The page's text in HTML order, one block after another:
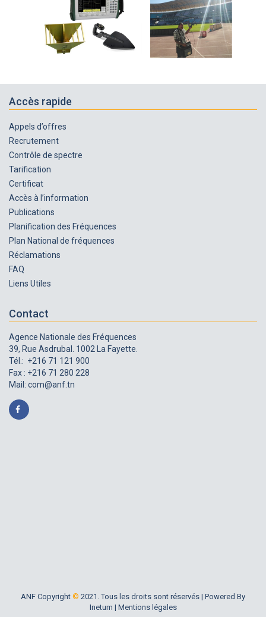
Accès rapide
Appels d’offres
Recrutement
Contrôle de spectre
Tarification
Certificat
Accès à l’information
Publications
Planification des Fréquences
Plan National de fréquences
Réclamations
FAQ
Liens Utiles
Contact
Agence Nationale des Fréquences
39, Rue Asdrubal. 1002 La Fayette.
Tél.: +216 71 121 900
Fax : +216 71 280 228
Mail: com@anf.tn
ANF Copyright © 2021. Tous les droits sont réservés | Powered By
Inetum | Mentions légales